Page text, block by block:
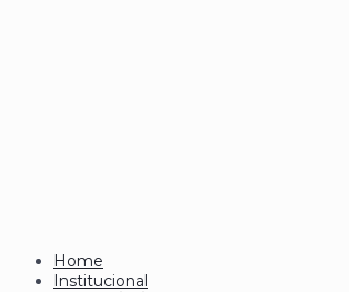
Home
Institucional